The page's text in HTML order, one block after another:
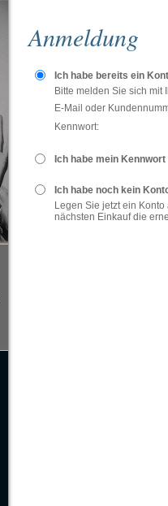
Anmeldung
Ich habe bereits ein
Bitte melden Sie sich mit
E-Mail oder
Kennwort:
Ich habe mein
Ich habe noch kein
Legen Sie jetzt ein
nächsten Einkauf die